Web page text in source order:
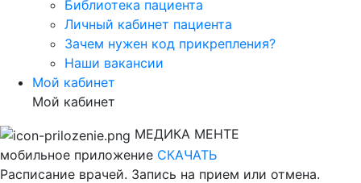
Библиотека пациента
Личный кабинет пациента
Зачем нужен код прикрепления?
Наши вакансии
Мой кабинет
Мой кабинет
МЕДИКА МЕНТЕ
мобильное приложение СКАЧАТЬ
Расписание врачей. Запись на прием или отмена.